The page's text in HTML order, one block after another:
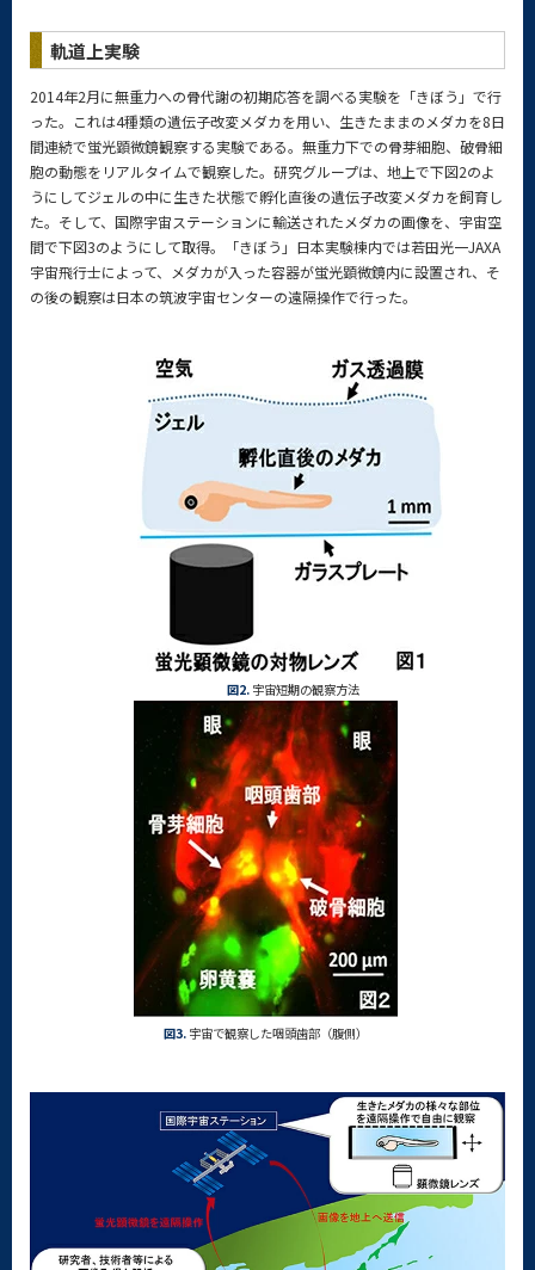
軌道上実験
2014年2月に無重力への骨代謝の初期応答を調べる実験を「きぼう」で行
った。これは4種類の遺伝子改変メダカを用い、生きたままのメダカを8日
間連続で蛍光顕微鏡観察する実験である。無重力下での骨芽細胞、破骨細
胞の動態をリアルタイムで観察した。研究グループは、地上で下図2のよ
うにしてジェルの中に生きた状態で孵化直後の遺伝子改変メダカを飼育し
た。そして、国際宇宙ステーションに輸送されたメダカの画像を、宇宙空
間で下図3のようにして取得。「きぼう」日本実験棟内では若田光一JAXA
宇宙飛行士によって、メダカが入った容器が蛍光顕微鏡内に設置され、そ
の後の観察は日本の筑波宇宙センターの遠隔操作で行った。
図2.宇宙短期の観察方法
図3. 宇宙で観察した咽頭歯部（腹側）